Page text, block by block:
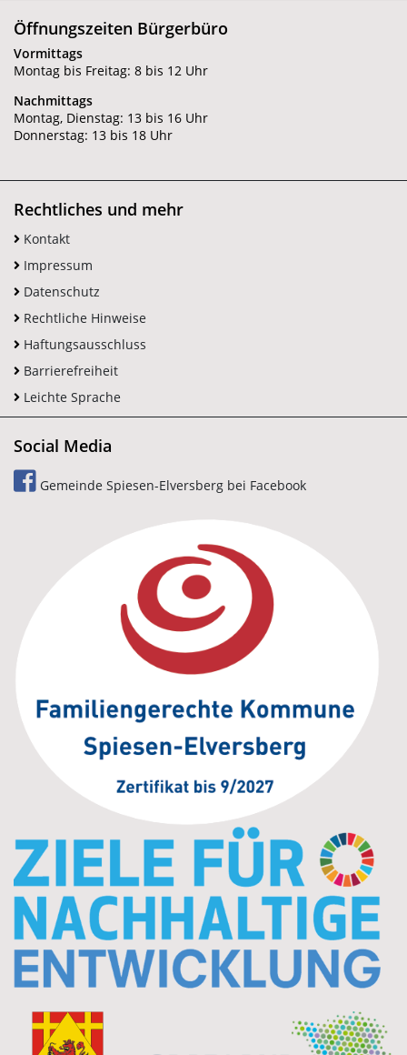
Öffnungszeiten Bürgerbüro
Vormittags
Montag bis Freitag: 8 bis 12 Uhr
Nachmittags
Montag, Dienstag: 13 bis 16 Uhr
Donnerstag: 13 bis 18 Uhr
Rechtliches und mehr
Kontakt
Impressum
Datenschutz
Rechtliche Hinweise
Haftungsausschluss
Barrierefreiheit
Leichte Sprache
Social Media
Gemeinde Spiesen-Elversberg bei Facebook